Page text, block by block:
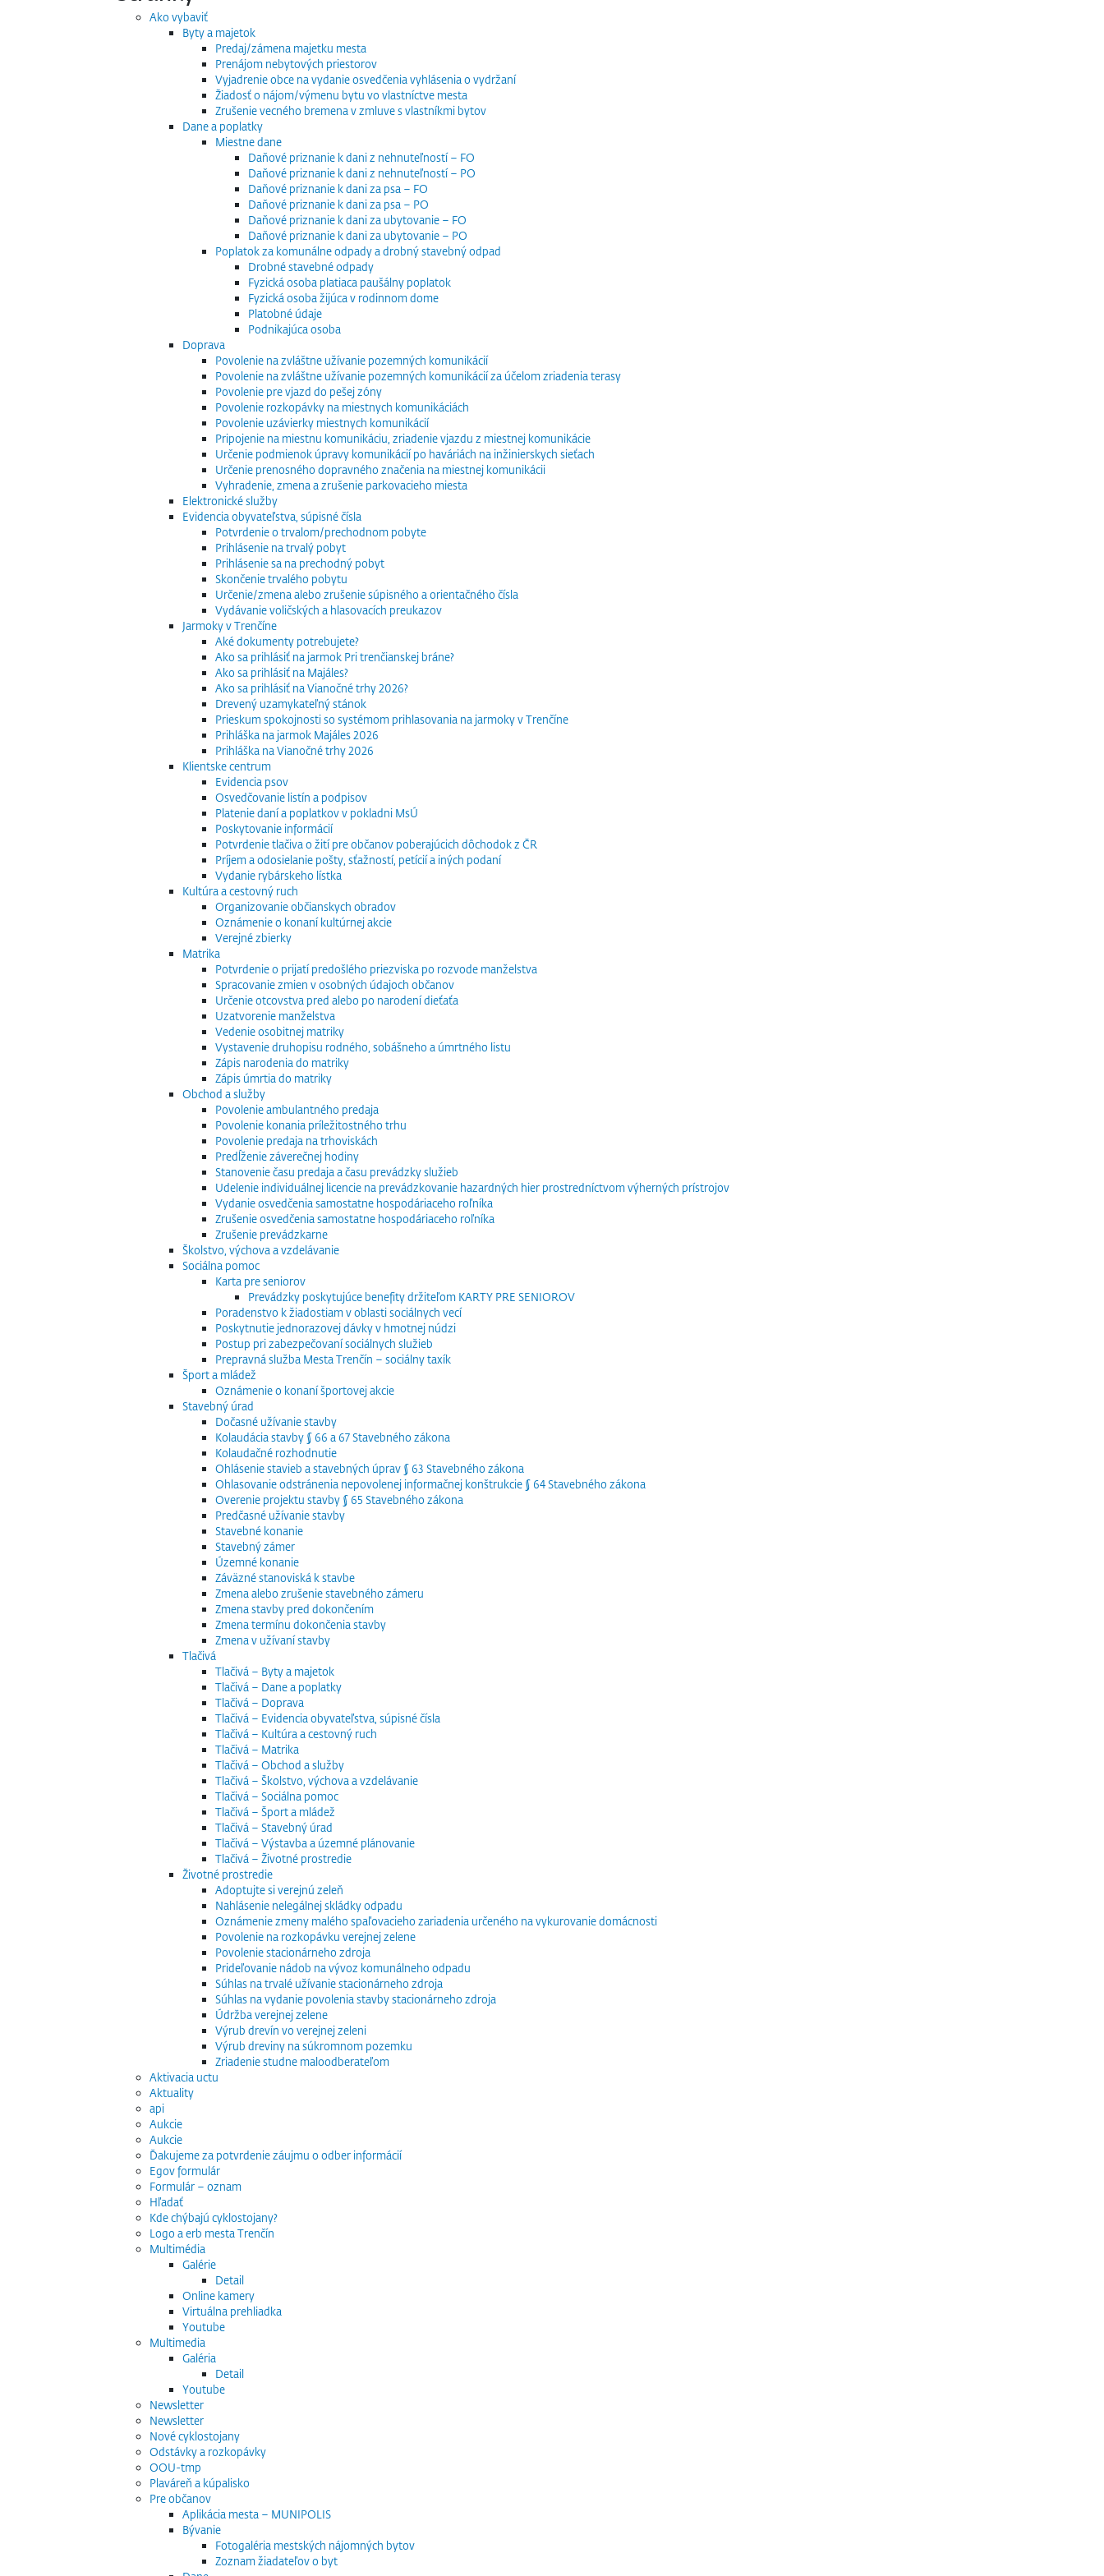
Ako vybaviť
Byty a majetok
Predaj/zámena majetku mesta
Prenájom nebytových priestorov
Vyjadrenie obce na vydanie osvedčenia vyhlásenia o vydržaní
Žiadosť o nájom/výmenu bytu vo vlastníctve mesta
Zrušenie vecného bremena v zmluve s vlastníkmi bytov
Dane a poplatky
Miestne dane
Daňové priznanie k dani z nehnuteľností – FO
Daňové priznanie k dani z nehnuteľností – PO
Daňové priznanie k dani za psa – FO
Daňové priznanie k dani za psa – PO
Daňové priznanie k dani za ubytovanie – FO
Daňové priznanie k dani za ubytovanie – PO
Poplatok za komunálne odpady a drobný stavebný odpad
Drobné stavebné odpady
Fyzická osoba platiaca paušálny poplatok
Fyzická osoba žijúca v rodinnom dome
Platobné údaje
Podnikajúca osoba
Doprava
Povolenie na zvláštne užívanie pozemných komunikácií
Povolenie na zvláštne užívanie pozemných komunikácií za účelom zriadenia terasy
Povolenie pre vjazd do pešej zóny
Povolenie rozkopávky na miestnych komunikáciách
Povolenie uzávierky miestnych komunikácií
Pripojenie na miestnu komunikáciu, zriadenie vjazdu z miestnej komunikácie
Určenie podmienok úpravy komunikácií po haváriách na inžinierskych sieťach
Určenie prenosného dopravného značenia na miestnej komunikácii
Vyhradenie, zmena a zrušenie parkovacieho miesta
Elektronické služby
Evidencia obyvateľstva, súpisné čísla
Potvrdenie o trvalom/prechodnom pobyte
Prihlásenie na trvalý pobyt
Prihlásenie sa na prechodný pobyt
Skončenie trvalého pobytu
Určenie/zmena alebo zrušenie súpisného a orientačného čísla
Vydávanie voličských a hlasovacích preukazov
Jarmoky v Trenčíne
Aké dokumenty potrebujete?
Ako sa prihlásiť na jarmok Pri trenčianskej bráne?
Ako sa prihlásiť na Majáles?
Ako sa prihlásiť na Vianočné trhy 2026?
Drevený uzamykateľný stánok
Prieskum spokojnosti so systémom prihlasovania na jarmoky v Trenčíne
Prihláška na jarmok Majáles 2026
Prihláška na Vianočné trhy 2026
Klientske centrum
Evidencia psov
Osvedčovanie listín a podpisov
Platenie daní a poplatkov v pokladni MsÚ
Poskytovanie informácií
Potvrdenie tlačiva o žití pre občanov poberajúcich dôchodok z ČR
Príjem a odosielanie pošty, sťažností, petícií a iných podaní
Vydanie rybárskeho lístka
Kultúra a cestovný ruch
Organizovanie občianskych obradov
Oznámenie o konaní kultúrnej akcie
Verejné zbierky
Matrika
Potvrdenie o prijatí predošlého priezviska po rozvode manželstva
Spracovanie zmien v osobných údajoch občanov
Určenie otcovstva pred alebo po narodení dieťaťa
Uzatvorenie manželstva
Vedenie osobitnej matriky
Vystavenie druhopisu rodného, sobášneho a úmrtného listu
Zápis narodenia do matriky
Zápis úmrtia do matriky
Obchod a služby
Povolenie ambulantného predaja
Povolenie konania príležitostného trhu
Povolenie predaja na trhoviskách
Predĺženie záverečnej hodiny
Stanovenie času predaja a času prevádzky služieb
Udelenie individuálnej licencie na prevádzkovanie hazardných hier prostredníctvom výherných prístrojov
Vydanie osvedčenia samostatne hospodáriaceho roľníka
Zrušenie osvedčenia samostatne hospodáriaceho roľníka
Zrušenie prevádzkarne
Školstvo, výchova a vzdelávanie
Sociálna pomoc
Karta pre seniorov
Prevádzky poskytujúce benefity držiteľom KARTY PRE SENIOROV
Poradenstvo k žiadostiam v oblasti sociálnych vecí
Poskytnutie jednorazovej dávky v hmotnej núdzi
Postup pri zabezpečovaní sociálnych služieb
Prepravná služba Mesta Trenčín – sociálny taxík
Šport a mládež
Oznámenie o konaní športovej akcie
Stavebný úrad
Dočasné užívanie stavby
Kolaudácia stavby § 66 a 67 Stavebného zákona
Kolaudačné rozhodnutie
Ohlásenie stavieb a stavebných úprav § 63 Stavebného zákona
Ohlasovanie odstránenia nepovolenej informačnej konštrukcie § 64 Stavebného zákona
Overenie projektu stavby § 65 Stavebného zákona
Predčasné užívanie stavby
Stavebné konanie
Stavebný zámer
Územné konanie
Záväzné stanoviská k stavbe
Zmena alebo zrušenie stavebného zámeru
Zmena stavby pred dokončením
Zmena termínu dokončenia stavby
Zmena v užívaní stavby
Tlačivá
Tlačivá – Byty a majetok
Tlačivá – Dane a poplatky
Tlačivá – Doprava
Tlačivá – Evidencia obyvateľstva, súpisné čísla
Tlačivá – Kultúra a cestovný ruch
Tlačivá – Matrika
Tlačivá – Obchod a služby
Tlačivá – Školstvo, výchova a vzdelávanie
Tlačivá – Sociálna pomoc
Tlačivá – Šport a mládež
Tlačivá – Stavebný úrad
Tlačivá – Výstavba a územné plánovanie
Tlačivá – Životné prostredie
Životné prostredie
Adoptujte si verejnú zeleň
Nahlásenie nelegálnej skládky odpadu
Oznámenie zmeny malého spaľovacieho zariadenia určeného na vykurovanie domácnosti
Povolenie na rozkopávku verejnej zelene
Povolenie stacionárneho zdroja
Prideľovanie nádob na vývoz komunálneho odpadu
Súhlas na trvalé užívanie stacionárneho zdroja
Súhlas na vydanie povolenia stavby stacionárneho zdroja
Údržba verejnej zelene
Výrub drevín vo verejnej zeleni
Výrub dreviny na súkromnom pozemku
Zriadenie studne maloodberateľom
Aktivacia uctu
Aktuality
api
Aukcie
Aukcie
Ďakujeme za potvrdenie záujmu o odber informácií
Egov formulár
Formulár – oznam
Hľadať
Kde chýbajú cyklostojany?
Logo a erb mesta Trenčín
Multimédia
Galérie
Detail
Online kamery
Virtuálna prehliadka
Youtube
Multimedia
Galéria
Detail
Youtube
Newsletter
Newsletter
Nové cyklostojany
Odstávky a rozkopávky
OOU-tmp
Plaváreň a kúpalisko
Pre občanov
Aplikácia mesta – MUNIPOLIS
Bývanie
Fotogaléria mestských nájomných bytov
Zoznam žiadateľov o byt